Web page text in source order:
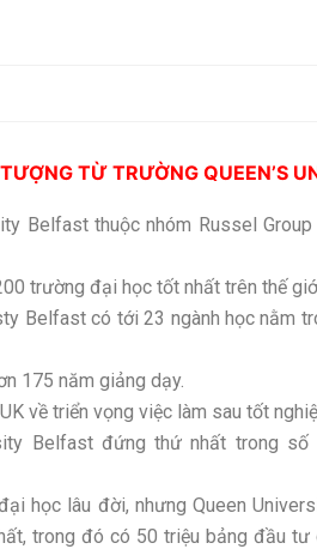
TỪ TRƯỜNG QUEEN’S
Belfast thuộc nhóm Russel
trường đại học tốt nhất trên thế
Belfast có tới 23 ngành học nằm
175 năm giảng dạy.
về triển vọng việc làm sau tốt
Belfast đứng thứ nhất trong
học lâu đời, nhưng Queen
trong đó có 50 triệu bảng đầu